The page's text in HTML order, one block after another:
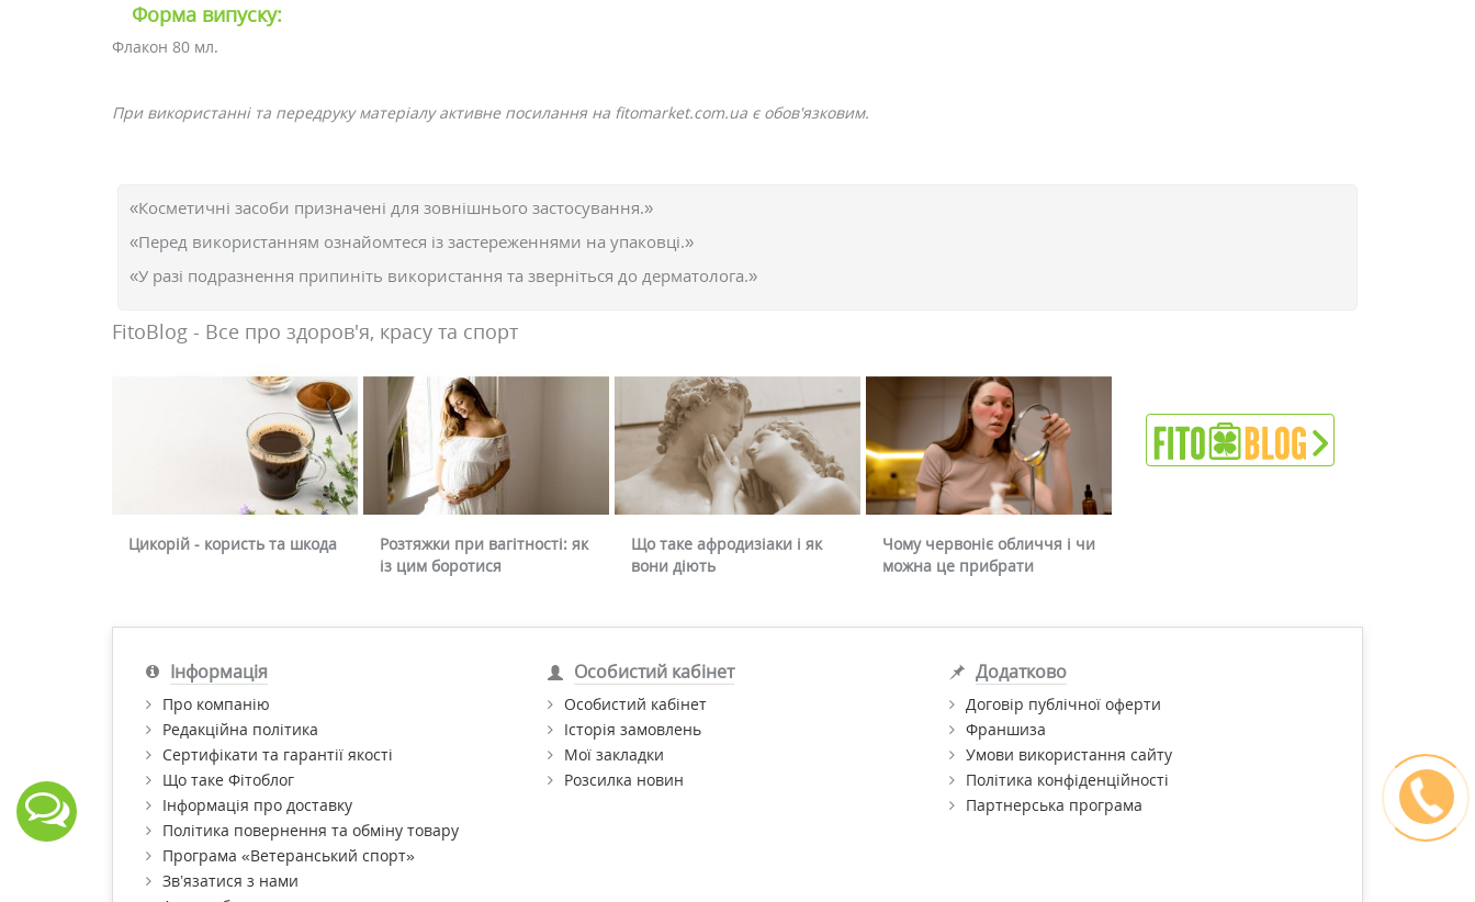
Форма випуску:
Флакон 80 мл.
При використанні та передруку матеріалу активне посилання на fitomarket.com.ua є обов'язковим.
«Косметичні засоби призначені для зовнішнього застосування.»
«Перед використанням ознайомтеся із застереженнями на упаковці.»
«У разі подразнення припиніть використання та зверніться до дерматолога.»
FitoBlog - Все про здоров'я, красу та спорт
Цикорій - користь та шкода
Розтяжки при вагітності: як
із цим боротися
Що таке афродизіаки і як
вони діють
Чому червоніє обличчя і чи
можна це прибрати
Інформація
Про компанію
Редакційна політика
Сертифікати та гарантії якості
Що таке Фітоблог
Інформація про доставку
Політика повернення та обміну товару
Програма «Ветеранський спорт»
Зв’язатися з нами
Особистий кабінет
Особистий кабінет
Історія замовлень
Мої закладки
Розсилка новин
Додатково
Договір публічної оферти
Франшиза
Умови використання сайту
Політика конфіденційності
Партнерська програма